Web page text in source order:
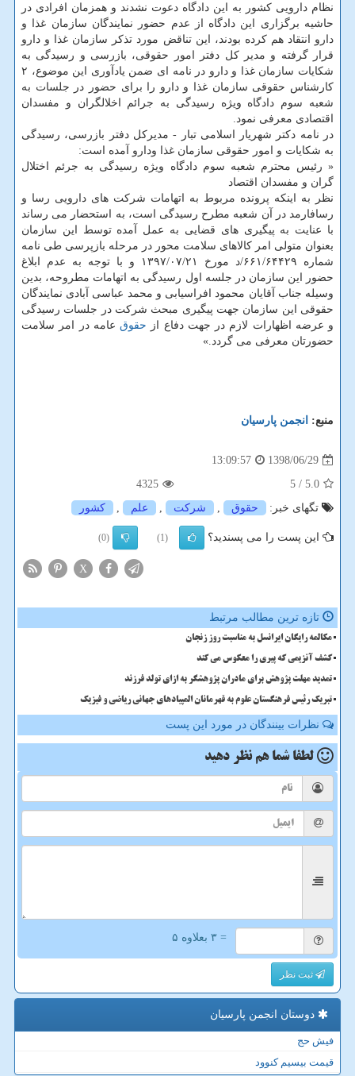
نظام دارویی كشور به این دادگاه دعوت نشدند و همزمان افرادی در
حاشیه برگزاری این دادگاه از عدم حضور نمایندگان سازمان غذا و
دارو انتقاد هم كرده بودند، این تناقض مورد تذكر سازمان غذا و دارو
قرار گرفته و مدیر كل دفتر امور حقوقی، بازرسی و رسیدگی به
شكایات سازمان غذا و دارو در نامه ای ضمن یادآوری این موضوع، ۲
كارشناس حقوقی سازمان غذا و دارو را برای حضور در جلسات به
شعبه سوم دادگاه ویژه رسیدگی به جرائم اخلالگران و مفسدان
اقتصادی معرفی نمود.
در نامه دكتر شهریار اسلامی تبار - مدیركل دفتر بازرسی، رسیدگی
به شكایات و امور حقوقی سازمان غذا ودارو آمده است:
« رئیس محترم شعبه سوم دادگاه ویژه رسیدگی به جرئم اختلال
گران و مفسدان اقتصاد
نظر به اینكه پرونده مربوط به اتهامات شركت های دارویی رسا و
رسافارمد در آن شعبه مطرح رسیدگی است، به استحضار می رساند
با عنایت به پیگیری های قضایی به عمل آمده توسط این سازمان
بعنوان متولی امر كالاهای سلامت محور در مرحله بازپرسی طی نامه
شماره ۶۶۱/۶۴۴۲۹/د مورخ ۱۳۹۷/۰۷/۲۱ و با توجه به عدم ابلاغ
حضور این سازمان در جلسه اول رسیدگی به اتهامات مطروحه، بدین
وسیله جناب آقایان محمود افراسیابی و محمد عباسی آبادی نمایندگان
حقوقی این سازمان جهت پیگیری مبحث شركت در جلسات رسیدگی
و عرضه اظهارات لازم در جهت دفاع از حقوق عامه در امر سلامت
حضورتان معرفی می گردد.»
منبع: انجمن پارسیان
1398/06/29
13:09:57
5.0
/ 5
4325
تگهای خبر:
حقوق , شركت , علم , كشور
این پست را می پسندید؟ (1)
(0)
X
تازه ترین مطالب مرتبط
مکالمه رایگان ایرانسل به مناسبت روز زنجان
کشف آنزیمی که پیری را معکوس می کند
تمدید مهلت پژوهش برای مادران پژوهشگر به ازای تولد فرزند
تبریک رئیس فرهنگستان علوم به قهرمانان المپیادهای جهانی ریاضی و فیزیک
نظرات بینندگان در مورد این پست
لطفا شما هم نظر دهید
= ۳ بعلاوه ۵
ثبت نظر
دوستان انجمن پارسیان
فیش حج
قیمت بیسیم کنوود